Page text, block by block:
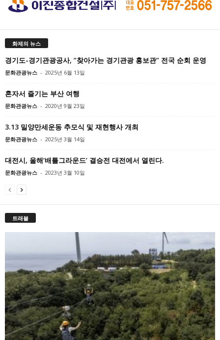
화제의 뉴스
경기도-경기관광공사, “찾아가는 경기관광 홍보관” 전국 순회 운영
문화관광뉴스 - 2025년 6월 13일
혼자서 즐기는 부산 여행
문화관광뉴스 - 2020년 9월 23일
3.13 밀양만세운동 추모식 및 재현행사 개최
문화관광뉴스 - 2025년 3월 14일
대전시, 올해‘배틀그라운드’ 결승전 대전에서 열린다.
문화관광뉴스 - 2023년 3월 10일
트래블